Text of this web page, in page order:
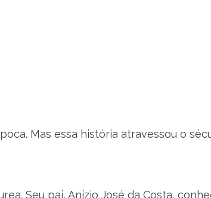
Mas essa história atravessou o
Seu pai, Anízio José da Costa,